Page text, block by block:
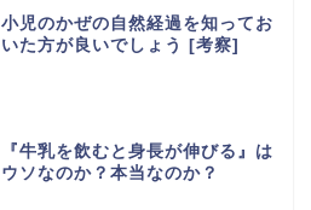
小児のかぜの自然経過を知ってお
いた方が良いでしょう [考察]
『牛乳を飲むと身長が伸びる』は
ウソなのか？本当なのか？